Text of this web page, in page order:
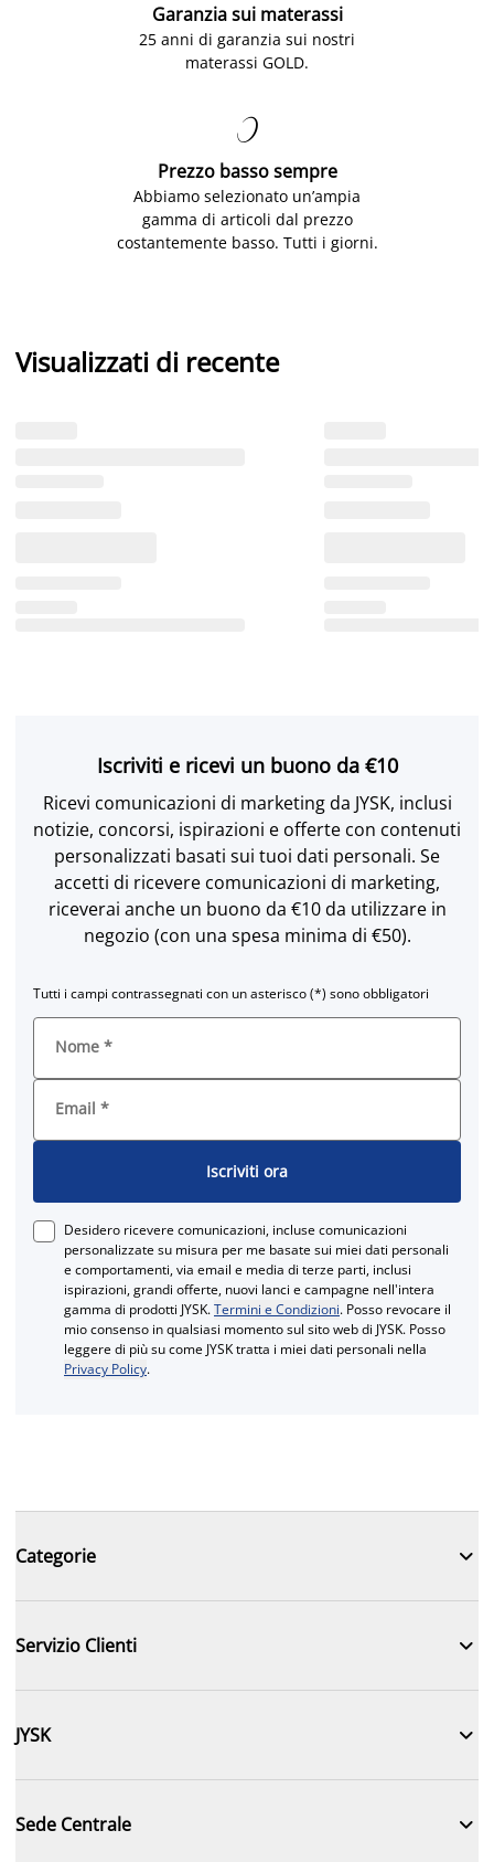
Garanzia sui materassi
25 anni di garanzia sui nostri
materassi GOLD.

Prezzo basso sempre
Abbiamo selezionato un’ampia
gamma di articoli dal prezzo
costantemente basso. Tutti i giorni.
Visualizzati di recente
Iscriviti e ricevi un buono da €10
Ricevi comunicazioni di marketing da JYSK, inclusi
notizie, concorsi, ispirazioni e offerte con contenuti
personalizzati basati sui tuoi dati personali. Se
accetti di ricevere comunicazioni di marketing,
riceverai anche un buono da €10 da utilizzare in
negozio (con una spesa minima di €50).
Tutti i campi contrassegnati con un asterisco (*) sono obbligatori
Nome *
Email *
Iscriviti ora
Desidero ricevere comunicazioni, incluse comunicazioni
personalizzate su misura per me basate sui miei dati personali
e comportamenti, via email e media di terze parti, inclusi
ispirazioni, grandi offerte, nuovi lanci e campagne nell'intera
gamma di prodotti JYSK.Termini e Condizioni. Posso revocare il
mio consenso in qualsiasi momento sul sito web di JYSK. Posso
leggere di più su come JYSK tratta i miei dati personali nella
Privacy Policy.
Categorie 
Servizio Clienti 
JYSK 
Sede Centrale 